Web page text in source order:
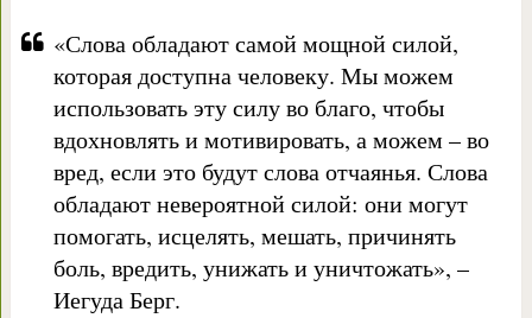
«Слова обладают самой мощной силой,
которая доступна человеку. Мы можем
использовать эту силу во благо, чтобы
вдохновлять и мотивировать, а можем – во
вред, если это будут слова отчаянья. Слова
обладают невероятной силой: они могут
помогать, исцелять, мешать, причинять
боль, вредить, унижать и уничтожать», –
Иегуда Берг.